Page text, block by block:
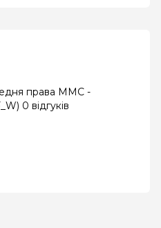
права MMC -
0 відгуків